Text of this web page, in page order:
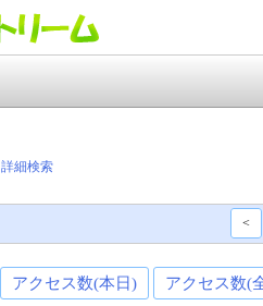
詳細検索
<
アクセス数(本日) アクセス数(